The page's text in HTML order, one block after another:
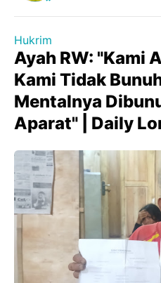
Hukrim
Ayah RW: "Kami
Kami Tidak
Mentalnya
Aparat" | Daily